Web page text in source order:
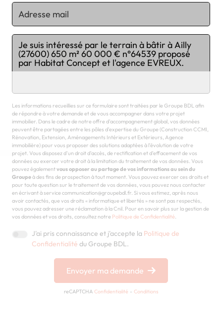
Chargement...
Les informations recueillies sur ce formulaire sont traitées par le Groupe BDL afin
de répondre à votre demande et de vous accompagner dans votre projet
immobilier. Dans le cadre de notre offre d'accompagnement global, vos données
peuvent être partagées entre les pôles d'expertise du Groupe (Construction CCMI,
Rénovation, Extension, Aménagements Intérieurs et Extérieurs, Agence
immobilière) pour vous proposer des solutions adaptées à l'évolution de votre
projet. Vous disposez d'un droit d'accès, de rectification et d'effacement de vos
données ou exercer votre droit à la limitation du traitement de vos données. Vous
pouvez égalementvous opposer au partage de vos informations au sein du
Groupeà des fins de prospection à tout moment. Vous pouvez exercer ces droits et
pour toute question sur le traitement de vos données, vous pouvez nous contacter
en écrivant à service communication@groupebdl.fr. Si vous estimez, après nous
avoir contactés, que vos droits « informatique et libertés » ne sont pas respectés,
vous pouvez adresser une réclamation à la Cnil. Pour en savoir plus sur la gestion de
vos données et vos droits, consultez notre Politique de Confidentialité
J'ai pris connaissance et j'accepte la Politique de
Confidentialité du Groupe BDL.
Envoyer ma demande
reCAPTCHA Confidentialité - Conditions